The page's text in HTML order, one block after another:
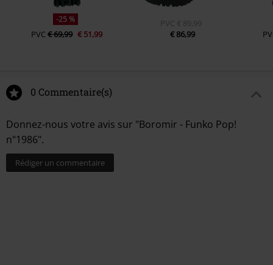
-25 %
PVC€ 69,99 € 51,99
PVC € 89,99
€ 86,99
0 Commentaire(s)
Donnez-nous votre avis sur "Boromir - Funko Pop!
n°1986".
Rédiger un commentaire